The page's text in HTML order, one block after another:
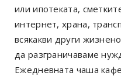
или ипотеката,
интернет, храна,
всякакви други
да разграничаваме
Ежедневната чаша